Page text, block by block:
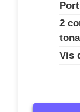
2
Vis